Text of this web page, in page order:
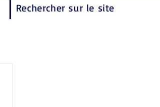
Rechercher sur le site